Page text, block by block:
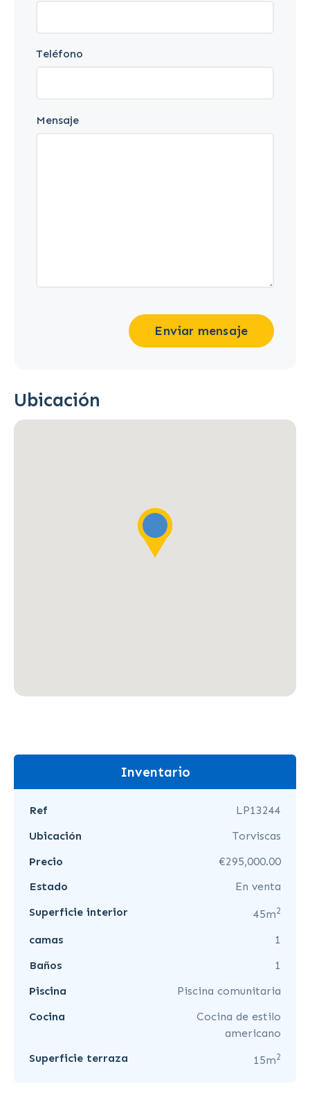
Teléfono
Mensaje
Enviar mensaje
Ubicación
Inventario
Ref
LP13244
Ubicación
Torviscas
Precio
€295,000.00
Estado
En venta
Superficie interior
45m2
camas
1
Baños
1
Piscina
Piscina comunitaria
Cocina
Cocina de estilo
americano
Superficie terraza
15m2